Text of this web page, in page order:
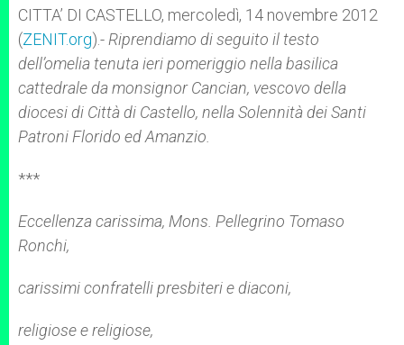
p
p
g
e
r
o
k
CITTA’ DI CASTELLO, mercoledì, 14 novembre 2012
(ZENIT.org).- Riprendiamo di seguito il testo
dell’omelia tenuta ieri pomeriggio nella basilica
cattedrale da monsignor Cancian, vescovo della
diocesi di Città di Castello, nella Solennità dei Santi
Patroni Florido ed Amanzio.
***
Eccellenza carissima, Mons. Pellegrino Tomaso
Ronchi,
carissimi confratelli presbiteri e diaconi,
religiose e religiose,